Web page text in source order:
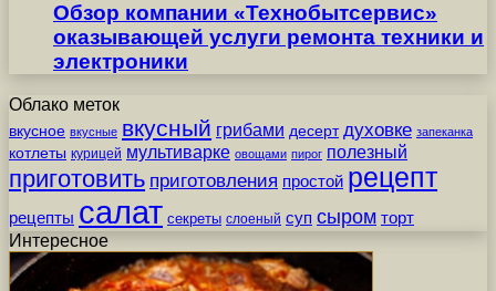
Обзор компании «Технобытсервис»
оказывающей услуги ремонта техники и
электроники
Облако меток
вкусное вкусные вкусный грибами десерт духовке запеканка
котлеты курицей мультиварке овощами пирог полезный
приготовить приготовления простой рецепт
рецепты салат секреты слоеный суп сыром торт
Интересное